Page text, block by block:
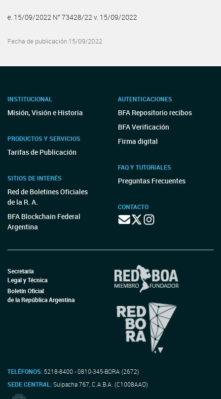
e. 15/09/2022 N° 73428/22 v. 15/09/2022
Fecha de publicación 15/09/2022
INSTITUCIONAL
Misión, Visión e Historia
PRODUCTOS Y SERVICIOS
Tarifas de Publicación
SITIOS DE INTERÉS
Red de Boletines Oficiales
de la R. A.
BFA Blockchain Federal
Argentina
AUTENTICACIONES
BFA Repositorio recibos
BFA Verificación
Firma digital
FAQ Y TUTORIALES
Preguntas Frecuentes
CONTACTO
Secretaría
Legal y Técnica
Boletín Oficial
de la República Argentina
TELÉFONOS: 5218-8400 - 0810-345-BORA (2672)
SEDE CENTRAL:Suipacha 767, C.A.B.A. (C1008AAO)